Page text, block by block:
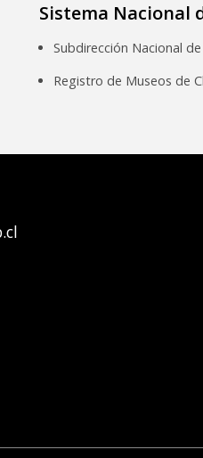
Sistema Nacional
Subdirección Nacional
Registro de Museos de